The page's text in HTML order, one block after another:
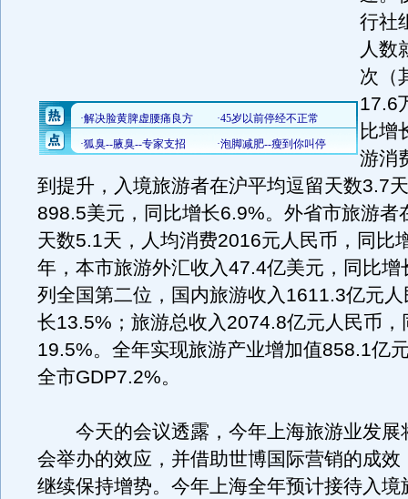
行社
人数
次（
17.6
比增
游消
到提升，入境旅游者在沪平均逗留天数3.7
898.5美元，同比增长6.9%。外省市旅游者
天数5.1天，人均消费2016元人民币，同比
年，本市旅游外汇收入47.4亿美元，同比增
列全国第二位，国内旅游收入1611.3亿元
长13.5%；旅游总收入2074.8亿元人民币，
19.5%。全年实现旅游产业增加值858.1亿
全市GDP7.2%。
今天的会议透露，今年上海旅游业发展
会举办的效应，并借助世博国际营销的成效
继续保持增势。今年上海全年预计接待入境